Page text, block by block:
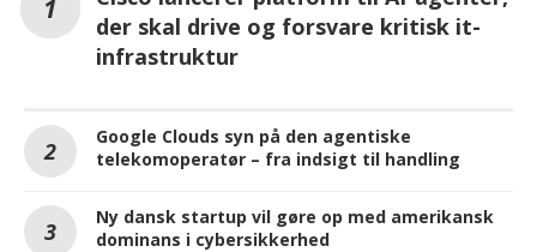
der skal drive og forsvare kritisk it-
infrastruktur
Google Clouds syn på den agentiske
telekomoperatør – fra indsigt til handling
Ny dansk startup vil gøre op med amerikansk
dominans i cybersikkerhed